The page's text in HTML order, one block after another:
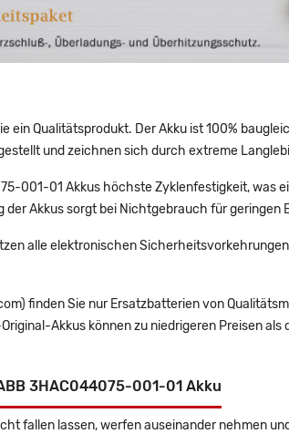
ein Qualitätsprodukt. Der Akku ist 100%
und zeichnen sich durch extreme
001-01 Akkus höchste Zyklenfestigkeit, was
der Akkus sorgt bei Nichtgebrauch für geringen
alle elektronischen
finden Sie nur Ersatzbatterien von
Akkus können zu niedrigeren Preisen
3HAC044075-001-01 Akku
fallen lassen, werfen auseinander nehmen